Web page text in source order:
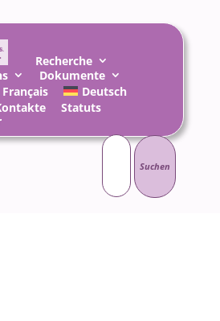
Recherche
Dokumente
Français
Deutsch
Statuts
Suchen
nach: